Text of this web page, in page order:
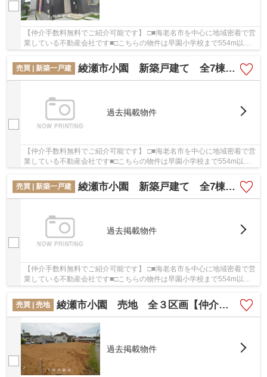
【仲介手数料無料でご紹介可能です】 □■海老名市を中心に地域密着で営
業している不動産会社です■□こちらの物件は早園小学校まで554m以内
にあるのがポイントです。地盤が弱いと大惨事に...
売買 | 新築一戸建
綾瀬市小園 新築戸建て 全7棟【仲介手数料無料】
過去掲載物件
【仲介手数料無料でご紹介可能です】 □■海老名市を中心に地域密着で営
業している不動産会社です■□こちらの物件は早園小学校まで554m以内
売買 | 新築一戸建
綾瀬市小園 新築戸建て 全7棟【仲介手数料無料】
過去掲載物件
【仲介手数料無料でご紹介可能です】 □■海老名市を中心に地域密着で営
業している不動産会社です■□こちらの物件は早園小学校まで554m以内
売買 | 売地
綾瀬市小園 売地 全３区画【仲介手数料無料】
過去掲載物件